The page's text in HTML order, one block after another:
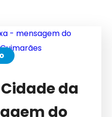
da
do